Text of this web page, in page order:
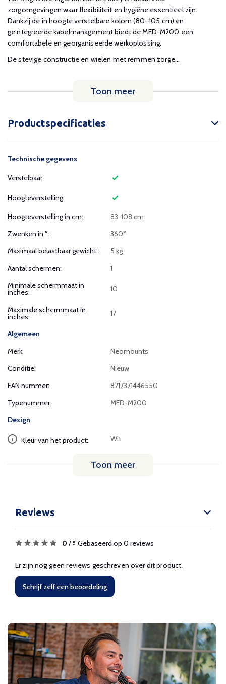
zorgomgevingen waar flexibiliteit en hygiëne essentieel zijn.
Dankzij de in hoogte verstelbare kolom (80–105 cm) en
geïntegreerde kabelmanagement biedt de MED-M200 een
comfortabele en georganiseerde werkoplossing.
De stevige constructie en wielen met remmen zorge...
Toon meer
Productspecificaties
Technische gegevens
Verstelbaar:
Hoogteverstelling:
Hoogteverstelling in cm:
83-108 cm
Zwenken in °:
360°
Maximaal belastbaar gewicht:
5 kg
Aantal schermen:
1
Minimale schermmaat in
inches: 10
Maximale schermmaat in
inches: 17
Algemeen
Merk:
Neomounts
Conditie:
Nieuw
EAN nummer:
8717371446550
Typenummer:
MED-M200
Design
Kleur van het product: Wit
Toon meer
Reviews
0 / 5 Gebaseerd op 0 reviews
Er zijn nog geen reviews geschreven over dit product.
Schrijf zelf een beoordeling